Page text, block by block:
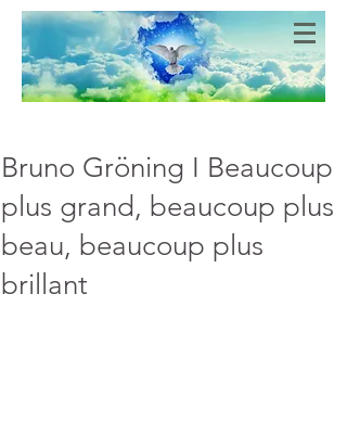
Bien-Aimés
COEURS DE LUMIERE
Bruno Gröning I Beaucoup
plus grand, beaucoup plus
beau, beaucoup plus
brillant